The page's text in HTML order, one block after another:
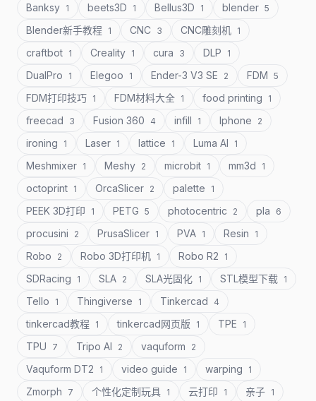
Banksy 1 beets3D 1 Bellus3D 1 blender 5
Blender新手教程 1 CNC 3 CNC雕刻机 1
craftbot 1 Creality 1 cura 3 DLP 1
DualPro 1 Elegoo 1 Ender-3 V3 SE 2 FDM 5
FDM打印技巧 1 FDM材料大全 1 food printing 1
freecad 3 Fusion 360 4 infill 1 Iphone 2
ironing 1 Laser 1 lattice 1 Luma AI 1
Meshmixer 1 Meshy 2 microbit 1 mm3d 1
octoprint 1 OrcaSlicer 2 palette 1
PEEK 3D打印 1 PETG 5 photocentric 2 pla 6
procusini 2 PrusaSlicer 1 PVA 1 Resin 1
Robo 2 Robo 3D打印机 1 Robo R2 1
SDRacing 1 SLA 2 SLA光固化 1 STL模型下载 1
Tello 1 Thingiverse 1 Tinkercad 4
tinkercad教程 1 tinkercad网页版 1 TPE 1
TPU 7 Tripo AI 2 vaquform 2
Vaquform DT2 1 video guide 1 warping 1
Zmorph 7 个性化定制玩具 1 云打印 1 亲子 1